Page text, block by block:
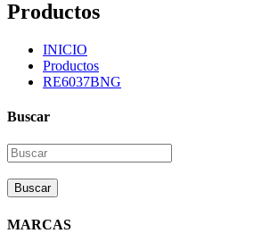
Productos
INICIO
Productos
RE6037BNG
Buscar
Buscar
MARCAS